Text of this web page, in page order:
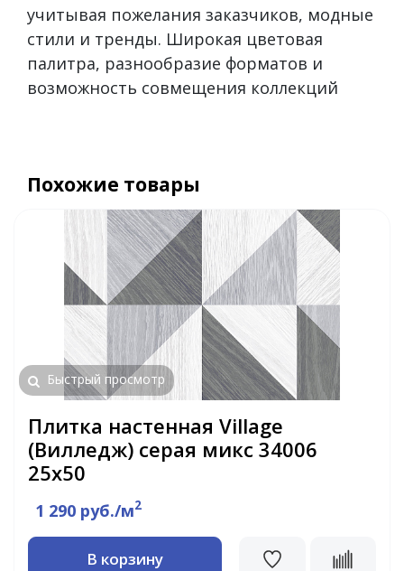
учитывая пожелания заказчиков, модные
стили и тренды. Широкая цветовая
палитра, разнообразие форматов и
возможность совмещения коллекций
Похожие товары
Быстрый просмотр
Плитка настенная Village
(Вилледж) серая микс 34006
25х50
1 290 руб./м2
В корзину